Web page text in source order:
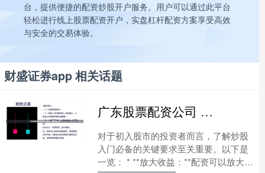
台，提供便捷的配资炒股开户服务。用户可以通过此平台
轻松进行线上股票配资开户，实盘杠杆配资方案享受高效
与安全的交易体验。
财盛证券app 相关话题
广东股票配资公司 炒股入门必备：关键要求一览
对于初入股市的投资者而言，了解炒股
入门必备的关键要求至关重要。以下是
一览： * **放大收益：**配资可以放大投